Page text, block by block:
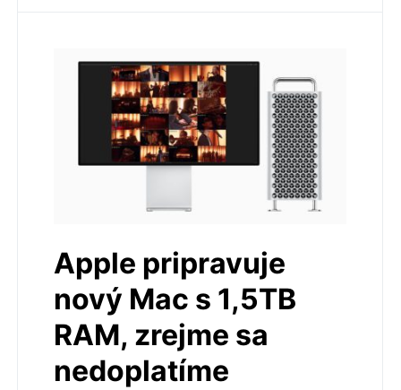
Apple pripravuje
nový Mac s 1,5TB
RAM, zrejme sa
nedoplatíme